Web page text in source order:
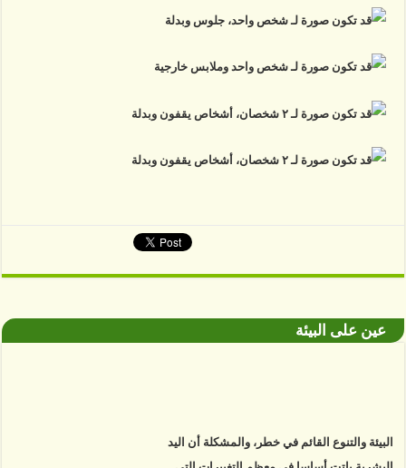
عين على البيئة
البيئة والتنوع القائم في خطر، والمشكلة أن اليد
البشرية باتت أساسا في معظم التغييرات التي